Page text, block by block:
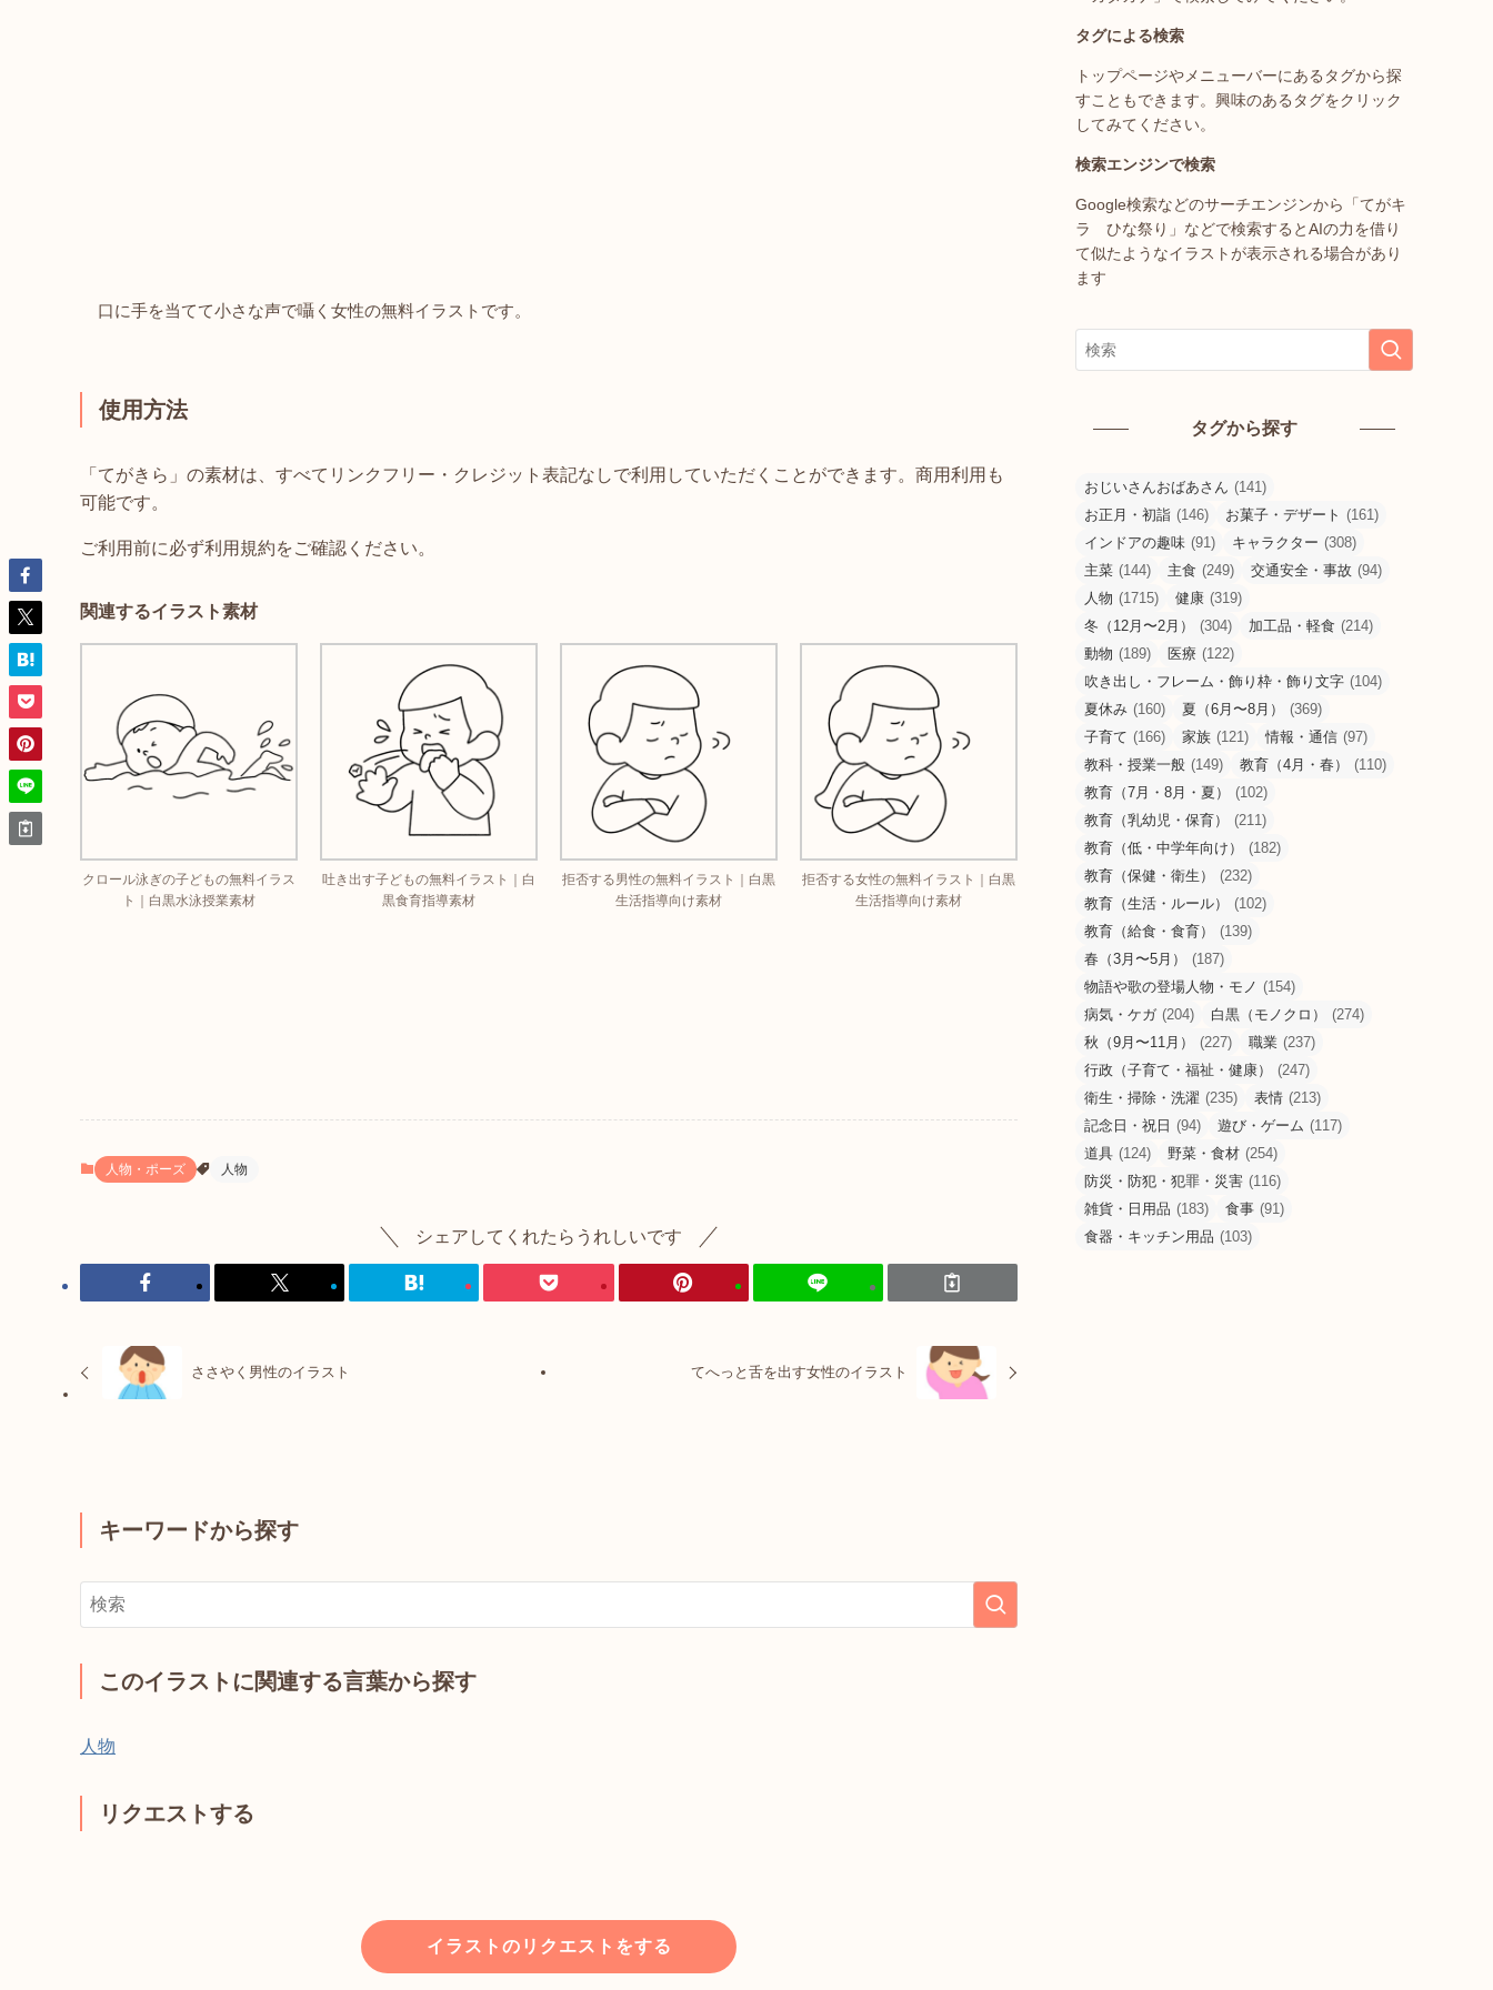
口に手を当てて小さな声で囁く女性の無料イラストです。
使用方法
「てがきら」の素材は、すべてリンクフリー・クレジット表記なしで利用していただくことができます。商用利用も
可能です。
ご利用前に必ず利用規約をご確認ください。
関連するイラスト素材
クロール泳ぎの子どもの無料イラス
ト｜白黒水泳授業素材
吐き出す子どもの無料イラスト｜白
黒食育指導素材
拒否する男性の無料イラスト｜白黒
生活指導向け素材
拒否する女性の無料イラスト｜白黒
生活指導向け素材
人物・ポーズ 人物
シェアしてくれたらうれしいです
ささやく男性のイラスト てへっと舌を出す女性のイラスト
キーワードから探す
このイラストに関連する言葉から探す
人物
リクエストする
イラストのリクエストをする
タグによる検索
トップページやメニューバーにあるタグから探
すこともできます。興味のあるタグをクリック
してみてください。
検索エンジンで検索
Google検索などのサーチエンジンから「てがキ
ラ ひな祭り」などで検索するとAIの力を借り
て似たようなイラストが表示される場合があり
ます
タグから探す
おじいさんおばあさん (141)
お正月・初詣 (146) お菓子・デザート (161)
インドアの趣味 (91) キャラクター (308)
主菜 (144) 主食 (249) 交通安全・事故 (94)
人物 (1715) 健康 (319)
冬（12月〜2月）
(304) 加工品・軽食 (214)
動物 (189) 医療 (122)
吹き出し・フレーム・飾り枠・飾り文字 (104)
夏休み (160) 夏（6月〜8月）
(369)
子育て (166) 家族 (121) 情報・通信 (97)
教科・授業一般 (149) 教育（4月・春）
(110)
教育（7月・8月・夏）
(102)
教育（乳幼児・保育）
(211)
教育（低・中学年向け）
(182)
教育（保健・衛生）
(232)
教育（生活・ルール）
(102)
教育（給食・食育）
(139)
春（3月〜5月）
(187)
物語や歌の登場人物・モノ (154)
病気・ケガ (204) 白黒（モノクロ）
(274)
秋（9月〜11月）
(227) 職業 (237)
行政（子育て・福祉・健康）
(247)
衛生・掃除・洗濯 (235) 表情 (213)
記念日・祝日 (94) 遊び・ゲーム (117)
道具 (124) 野菜・食材 (254)
防災・防犯・犯罪・災害 (116)
雑貨・日用品 (183) 食事 (91)
食器・キッチン用品 (103)